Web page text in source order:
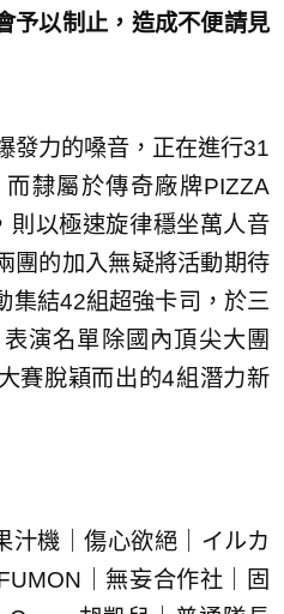
予以制止，造成不便請見
發力的嗓音，正在進行31
隸屬於傳奇廠牌PIZZA
則以極速旋律穩坐萬人音
團的加入無疑將活動期待
集結42組超強卡司，於三
演名單除國內頂尖大團
賽脫穎而出的4組潛力新
汁機｜傷心欲絕｜イルカ
｜無妄合作社｜固